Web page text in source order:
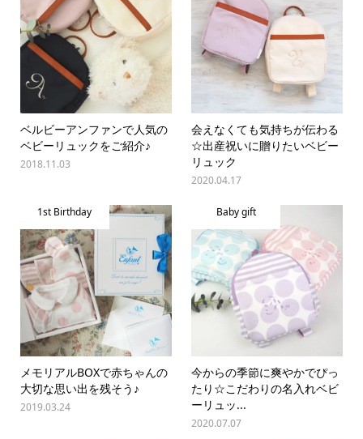
ベルビーアンファンで人気の
ベビーリュックをご紹介♪
2018.11.03
会えなくても気持ちが伝わる
☆出産祝いに贈りたいベビー
リュック
2020.04.17
1st Birthday
メモリアルBOXで赤ちゃんの
大切な思い出を残そう♪
2019.03.24
Baby gift
今からの季節に爽やかでぴっ
たり☆こだわりの名入れベビ
ーリュッ...
2020.07.07